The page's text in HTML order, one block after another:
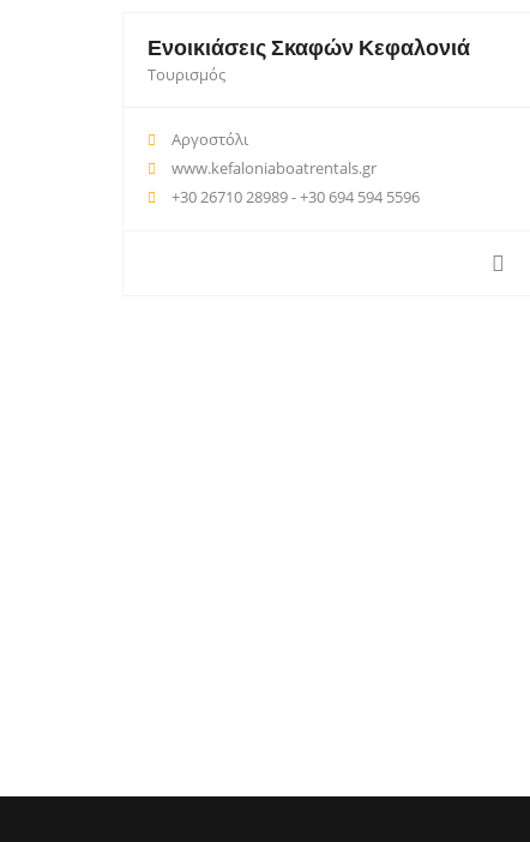
Ενοικιάσεις Σκαφών Κεφαλονιά
Τουρισμός
Αργοστόλι
www.kefaloniaboatrentals.gr
+30 26710 28989 - +30 694 594 5596